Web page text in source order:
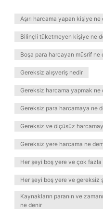
Aşırı harcama yapan kişiye ne
Bilinçli tüketmeyen kişiye ne
Boşa para harcayan müsrif ne
Gereksiz alışveriş nedir
Gereksiz harcama yapmak ne
Gereksiz para harcamaya ne
Gereksiz ve ölçüsüz
Gereksiz yere harcama ne
Her şeyi boş yere ve çok
Her şeyi boş yere ve
Kaynakların paranın ve
ne denir